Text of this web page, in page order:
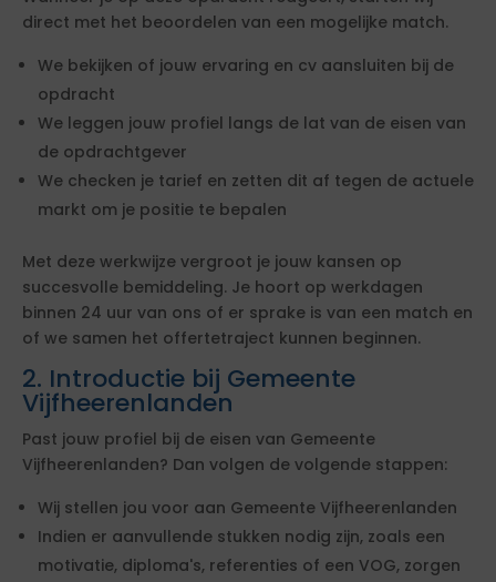
direct met het beoordelen van een mogelijke match.
We bekijken of jouw ervaring en cv aansluiten bij de
opdracht
We leggen jouw profiel langs de lat van de eisen van
de opdrachtgever
We checken je tarief en zetten dit af tegen de actuele
markt om je positie te bepalen
Met deze werkwijze vergroot je jouw kansen op
succesvolle bemiddeling. Je hoort op werkdagen
binnen 24 uur van ons of er sprake is van een match en
of we samen het offertetraject kunnen beginnen.
2. Introductie bij Gemeente
Vijfheerenlanden
Past jouw profiel bij de eisen van Gemeente
Vijfheerenlanden? Dan volgen de volgende stappen:
Wij stellen jou voor aan Gemeente Vijfheerenlanden
Indien er aanvullende stukken nodig zijn, zoals een
motivatie, diploma's, referenties of een VOG, zorgen